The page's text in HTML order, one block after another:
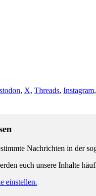
, X, Threads, Instagram,
Nachrichten in der
euch unsere Inhalte
einstellen.